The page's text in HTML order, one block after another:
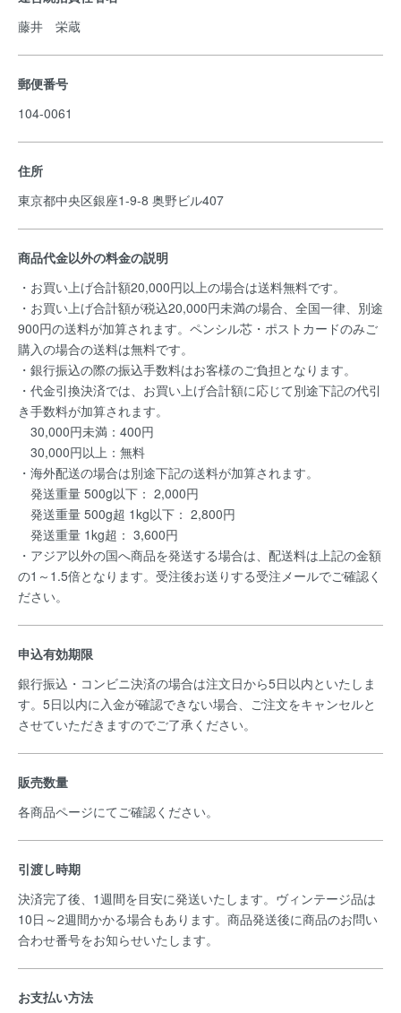
藤井 栄蔵
郵便番号
104-0061
住所
東京都中央区銀座1-9-8 奥野ビル407
商品代金以外の料金の説明
・お買い上げ合計額20,000円以上の場合は送料無料です。
・お買い上げ合計額が税込20,000円未満の場合、全国一律、別途
900円の送料が加算されます。ペンシル芯・ポストカードのみご
購入の場合の送料は無料です。
・銀行振込の際の振込手数料はお客様のご負担となります。
・代金引換決済では、お買い上げ合計額に応じて別途下記の代引
き手数料が加算されます。
30,000円未満：400円
30,000円以上：無料
・海外配送の場合は別途下記の送料が加算されます。
発送重量 500g以下： 2,000円
発送重量 500g超 1kg以下： 2,800円
発送重量 1kg超： 3,600円
・アジア以外の国へ商品を発送する場合は、配送料は上記の金額
の1～1.5倍となります。受注後お送りする受注メールでご確認く
ださい。
申込有効期限
銀行振込・コンビニ決済の場合は注文日から5日以内といたしま
す。5日以内に入金が確認できない場合、ご注文をキャンセルと
させていただきますのでご了承ください。
販売数量
各商品ページにてご確認ください。
引渡し時期
決済完了後、1週間を目安に発送いたします。ヴィンテージ品は
10日～2週間かかる場合もあります。商品発送後に商品のお問い
合わせ番号をお知らせいたします。
お支払い方法